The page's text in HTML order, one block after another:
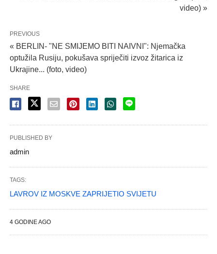
video) »
PREVIOUS
« BERLIN- "NE SMIJEMO BITI NAIVNI": Njemačka
optužila Rusiju, pokušava spriječiti izvoz žitarica iz
Ukrajine... (foto, video)
SHARE
PUBLISHED BY
admin
TAGS:
LAVROV IZ MOSKVE ZAPRIJETIO SVIJETU
4 GODINE AGO